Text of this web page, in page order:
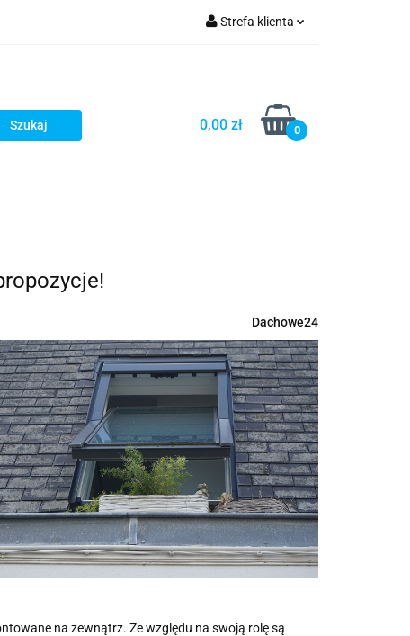
Strefa klienta
Dodaj zgłoszenie
0,00 zł 0
Dachowe24
na zewnątrz. Ze względu na swoją rolę są